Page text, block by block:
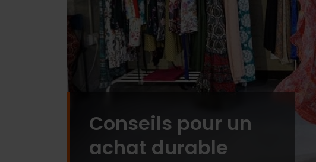
Conseils pour un
achat durable